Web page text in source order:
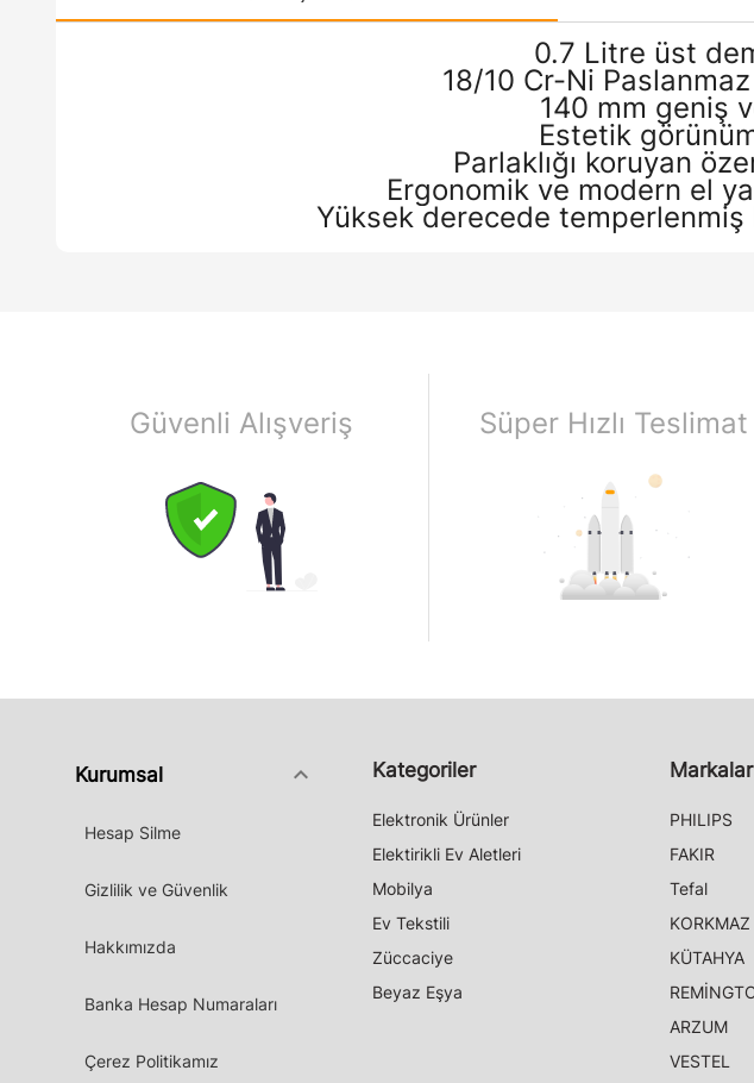
0.7 Litre üst
18/10 Cr-Ni
140 mm geniş
Estetik
Parlaklığı koruyan
Ergonomik ve modern el
Yüksek derecede temperlenmiş
Güvenli Alışveriş Süper Hızlı Teslimat
Kurumsal keyboard_arrow_down
Hesap Silme
Gizlilik ve Güvenlik
Hakkımızda
Banka Hesap Numaraları
Çerez Politikamız
Kategoriler
Elektronik Ürünler
Elektirikli Ev Aletleri
Mobilya
Ev Tekstili
Züccaciye
Beyaz Eşya
Markalar
PHILIPS
FAKIR
Tefal
KORKMAZ
KÜTAHYA
ARZUM
VESTEL